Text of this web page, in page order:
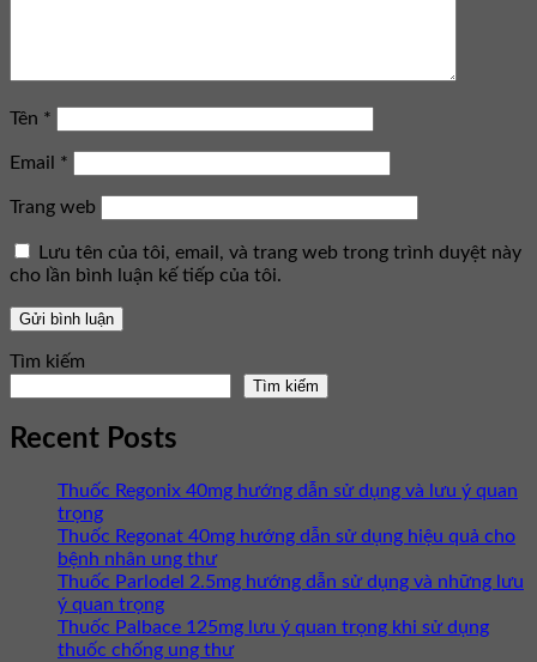
Tên *
Email *
Trang web
Lưu tên của tôi, email, và trang web trong trình duyệt này
cho lần bình luận kế tiếp của tôi.
Tìm kiếm
Tìm kiếm
Recent Posts
Thuốc Regonix 40mg hướng dẫn sử dụng và lưu ý quan
trọng
Thuốc Regonat 40mg hướng dẫn sử dụng hiệu quả cho
bệnh nhân ung thư
Thuốc Parlodel 2.5mg hướng dẫn sử dụng và những lưu
ý quan trọng
Thuốc Palbace 125mg lưu ý quan trọng khi sử dụng
thuốc chống ung thư